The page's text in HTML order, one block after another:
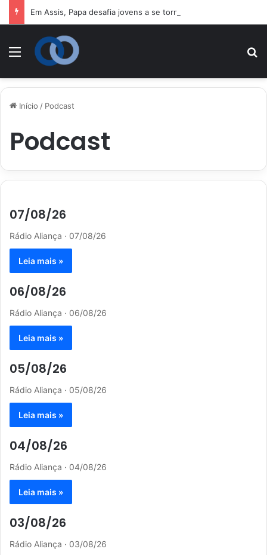
Menu
Início / Podcast
Podcast
07/08/26
Rádio Aliança · 07/08/26
Leia mais »
06/08/26
Rádio Aliança · 06/08/26
Leia mais »
05/08/26
Rádio Aliança · 05/08/26
Leia mais »
04/08/26
Rádio Aliança · 04/08/26
Leia mais »
03/08/26
Rádio Aliança · 03/08/26